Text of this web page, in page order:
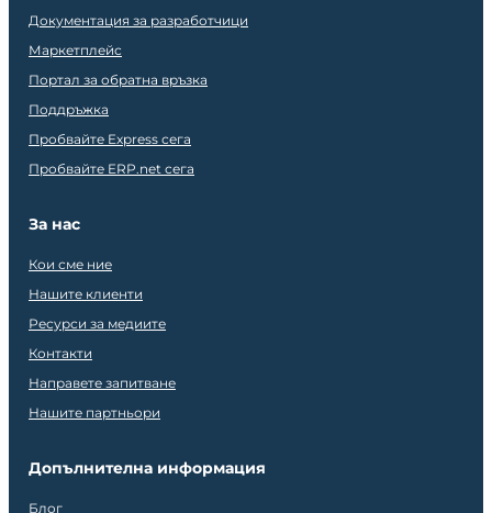
Документация за разработчици
Маркетплейс
Портал за обратна връзка
Поддръжка
Пробвайте Express сега
Пробвайте ERP.net сега
За нас
Кои сме ние
Нашите клиенти
Ресурси за медиите
Контакти
Направете запитване
Нашите партньори
Допълнителна информация
Блог